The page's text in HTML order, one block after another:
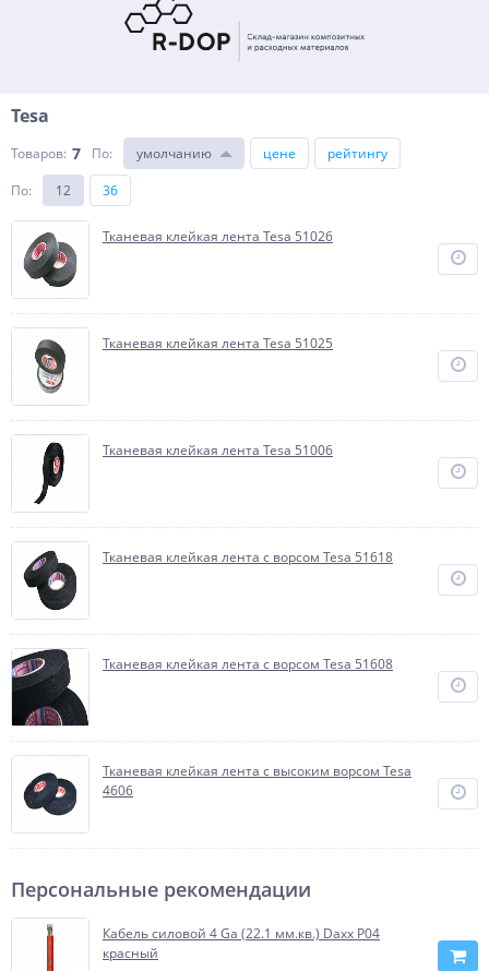
Tesa
Товаров: 7 По: умолчанию цене
рейтингу
По: 12 36
Тканевая клейкая лента Tesa 51026
Тканевая клейкая лента Tesa 51025
Тканевая клейкая лента Tesa 51006
Тканевая клейкая лента с ворсом Tesa 51618
Тканевая клейкая лента с ворсом Tesa 51608
Тканевая клейкая лента с высоким ворсом Tesa
4606
Персональные рекомендации
Кабель силовой 4 Ga (22.1 мм.кв.) Daxx P04
красный